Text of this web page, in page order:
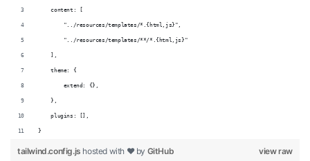
    content: [
        "../resources/templates/*.{html,js}",
        "../resources/templates/**/*.{html,js}"
    ],
    theme: {
        extend: {},
    },
    plugins: [],
}
view raw
tailwind.config.js hosted with ❤ by GitHub